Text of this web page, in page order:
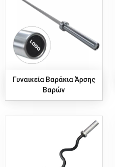
Γυναικεία Βαράκια Άρσης
Βαρών